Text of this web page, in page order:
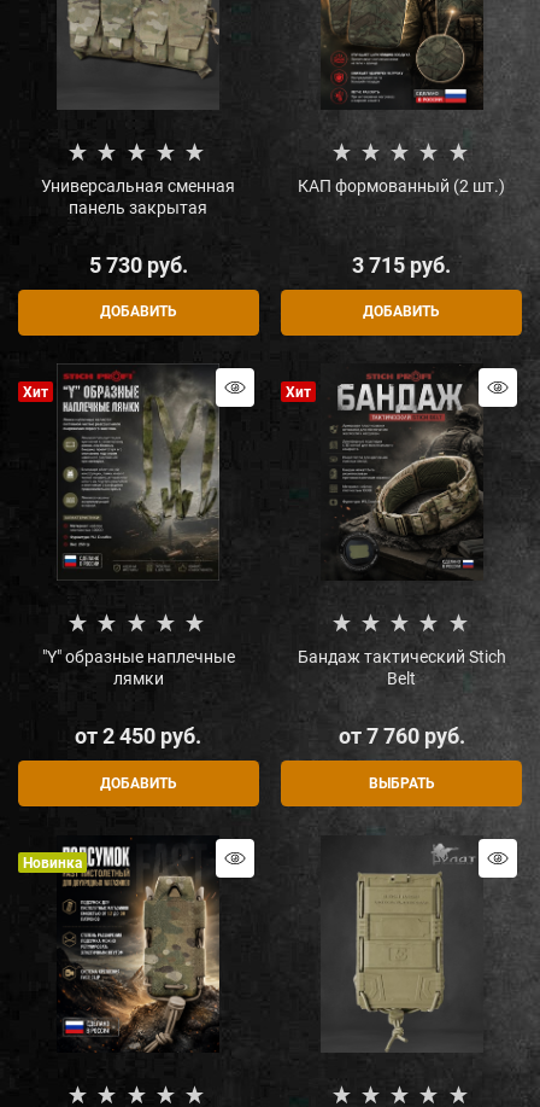
Универсальная сменная
панель закрытая
5 730 руб.
ДОБАВИТЬ
КАП формованный (2 шт.)
3 715 руб.
ДОБАВИТЬ
Хит
"Y" образные наплечные
лямки
от2 450 руб.
ДОБАВИТЬ
Хит
Бандаж тактический Stich
Belt
от7 760 руб.
ВЫБРАТЬ
Новинка